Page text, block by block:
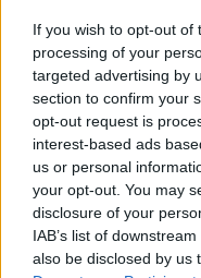
If you wish to opt-out of
processing of your
targeted advertising by
section to confirm your
opt-out request is
interest-based ads
us or personal
your opt-out. You may
disclosure of your
IAB’s list of
also be disclosed by us
plângeau